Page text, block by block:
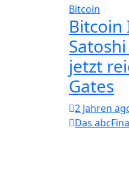
Bitcoin
jetzt
Gates
2 Jahren
Das